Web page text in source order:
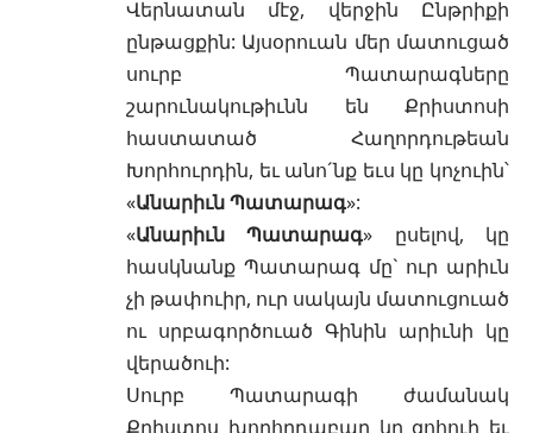
Վերնատան մէջ, վերջին Ընթրիքի
ընթացքին: Այսօրուան մեր մատուցած
սուրբ Պատարագները
շարունակութիւնն են Քրիստոսի
հաստատած Հաղորդութեան
Խորհուրդին, եւ անո´նք եւս կը կոչուին՝
«Անարիւն Պատարագ»:
«Անարիւն Պատարագ» ըսելով, կը
հասկնանք Պատարագ մը` ուր արիւն
չի թափուիր, ուր սակայն մատուցուած
ու սրբագործուած Գինին արիւնի կը
վերածուի:
Սուրբ Պատարագի ժամանակ
Քրիստոս խորհրդաբար կը զոհուի եւ